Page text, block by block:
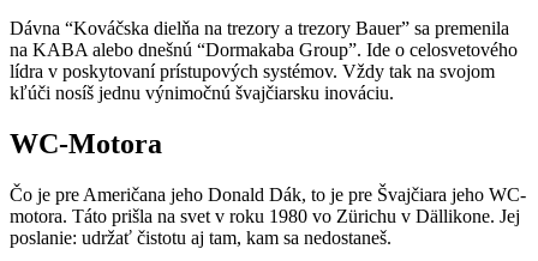
Dávna “Kováčska dielňa na trezory a trezory Bauer” sa premenila
na KABA alebo dnešnú “Dormakaba Group”. Ide o celosvetového
lídra v poskytovaní prístupových systémov. Vždy tak na svojom
kľúči nosíš jednu výnimočnú švajčiarsku inováciu.
WC-Motora
Čo je pre Američana jeho Donald Dák, to je pre Švajčiara jeho WC-
motora. Táto prišla na svet v roku 1980 vo Zürichu v Dällikone. Jej
poslanie: udržať čistotu aj tam, kam sa nedostaneš.